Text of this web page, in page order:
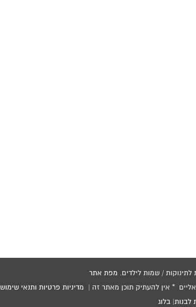
מפת אתר
* אין להעתיק תוכן מאתר זה | מדיניות פרטיות ותנאי שימוש
לבנות בלוג